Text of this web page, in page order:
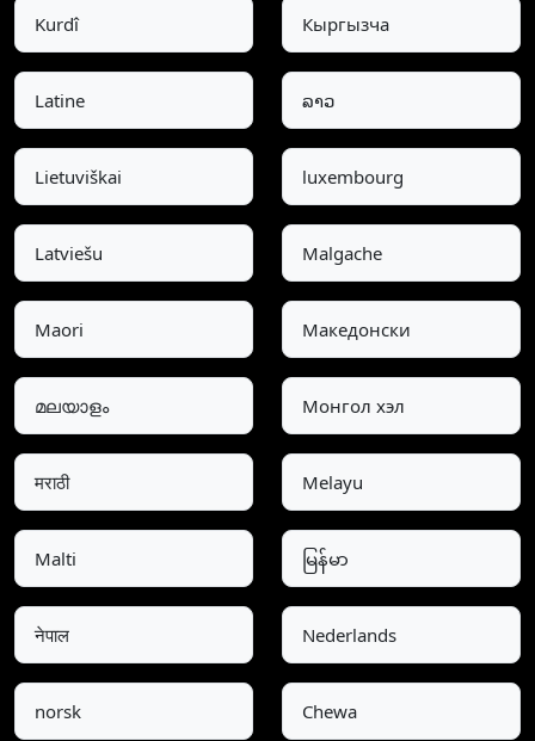
Kurdî Кыргызча
Latine ລາວ
Lietuviškai luxembourg
Latviešu Malgache
Maori Македонски
മലയാളം Монгол хэл
मराठी Melayu
Malti မြန်မာ
नेपाल Nederlands
norsk Chewa